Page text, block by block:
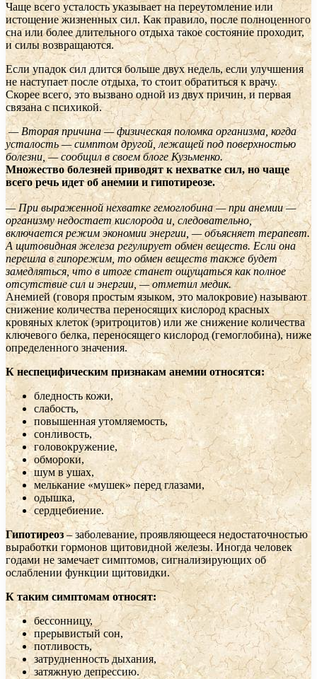
Чаще всего усталость указывает на переутомление или
истощение жизненных сил. Как правило, после полноценного
сна или более длительного отдыха такое состояние проходит,
и силы возвращаются.
Если упадок сил длится больше двух недель, если улучшения
не наступает после отдыха, то стоит обратиться к врачу.
Скорее всего, это вызвано одной из двух причин, и первая
связана с психикой.
— Вторая причина — физическая поломка организма, когда
усталость — симптом другой, лежащей под поверхностью
болезни, — сообщил в своем блоге Кузьменко.
Множество болезней приводят к нехватке сил, но чаще
всего речь идет об анемии и гипотиреозе.
— При выраженной нехватке гемоглобина — при анемии —
организму недостает кислорода и, следовательно,
включается режим экономии энергии, — объясняет терапевт.
А щитовидная железа регулирует обмен веществ. Если она
перешла в гипорежим, то обмен веществ также будет
замедляться, что в итоге станет ощущаться как полное
отсутствие сил и энергии, — отметил медик.
Анемией (говоря простым языком, это малокровие) называют
снижение количества переносящих кислород красных
кровяных клеток (эритроцитов) или же снижение количества
ключевого белка, переносящего кислород (гемоглобина), ниже
определенного значения.
К неспецифическим признакам анемии относятся:
бледность кожи,
слабость,
повышенная утомляемость,
сонливость,
головокружение,
обмороки,
шум в ушах,
мелькание «мушек» перед глазами,
одышка,
сердцебиение.
Гипотиреоз– заболевание, проявляющееся недостаточностью
выработки гормонов щитовидной железы. Иногда человек
годами не замечает симптомов, сигнализирующих об
ослаблении функции щитовидки.
К таким симптомам относят:
бессонницу,
прерывистый сон,
потливость,
затрудненность дыхания,
затяжную депрессию.